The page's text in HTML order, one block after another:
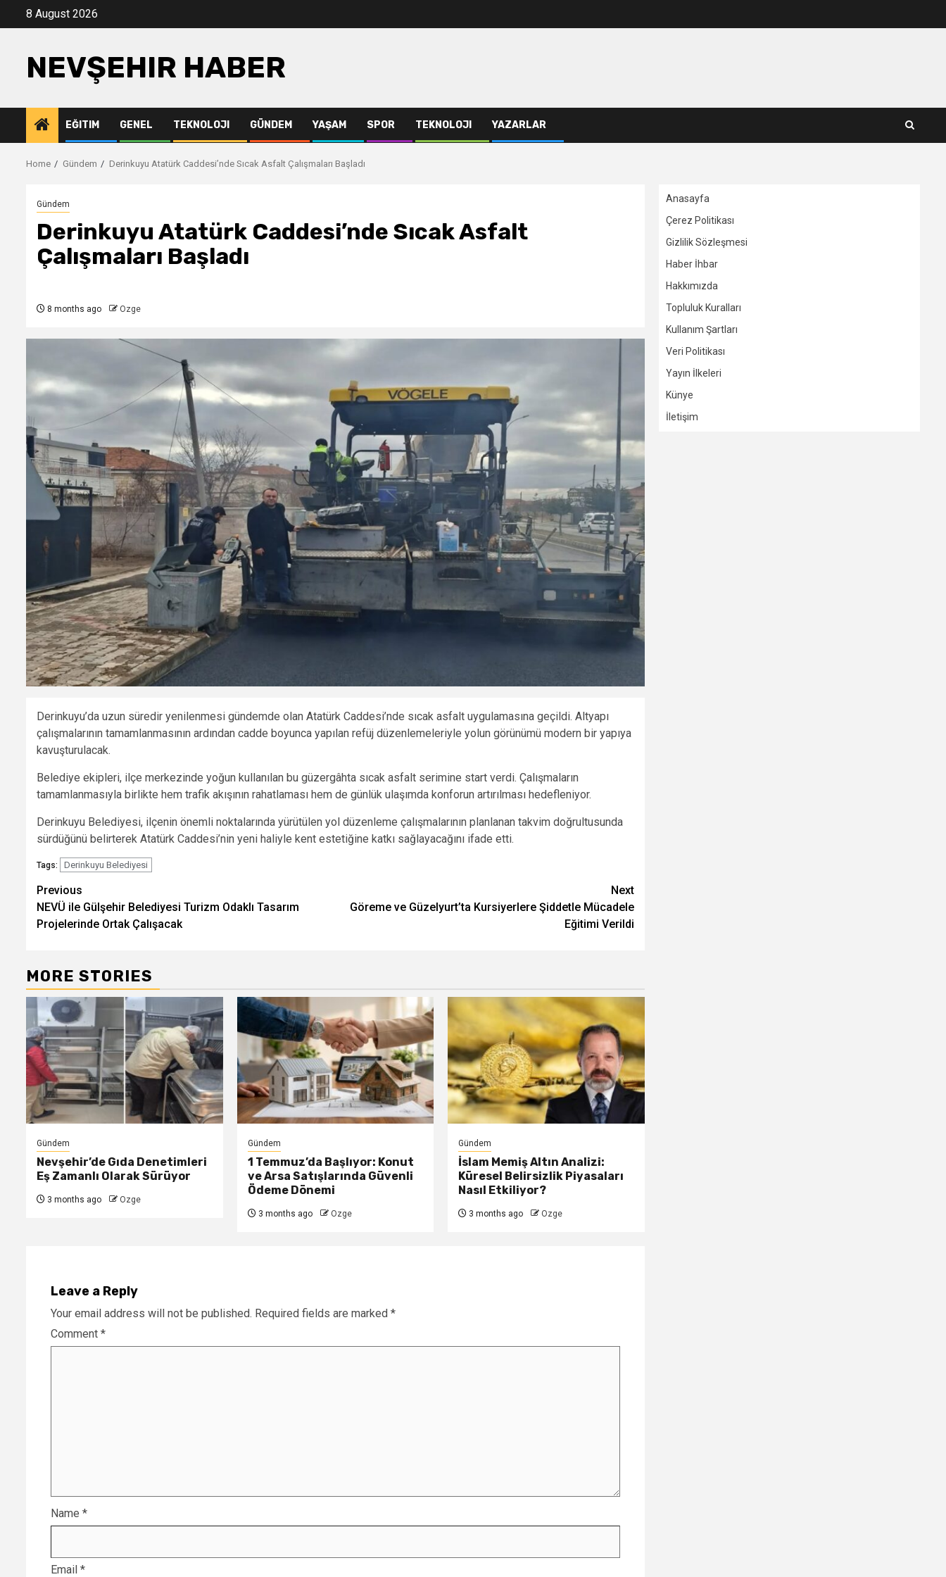
8 August 2026
NEVŞEHIR HABER
EĞITIM GENEL TEKNOLOJI GÜNDEM YAŞAM SPOR TEKNOLOJI YAZARLAR
Home Gündem Derinkuyu Atatürk Caddesi’nde Sıcak Asfalt Çalışmaları Başladı
Gündem
Derinkuyu Atatürk Caddesi’nde Sıcak Asfalt
Çalışmaları Başladı
8 months ago Ozge
Derinkuyu’da uzun süredir yenilenmesi gündemde olan Atatürk Caddesi’nde sıcak asfalt uygulamasına geçildi. Altyapı
çalışmalarının tamamlanmasının ardından cadde boyunca yapılan refüj düzenlemeleriyle yolun görünümü modern bir yapıya
kavuşturulacak.
Belediye ekipleri, ilçe merkezinde yoğun kullanılan bu güzergâhta sıcak asfalt serimine start verdi. Çalışmaların
tamamlanmasıyla birlikte hem trafik akışının rahatlaması hem de günlük ulaşımda konforun artırılması hedefleniyor.
Derinkuyu Belediyesi, ilçenin önemli noktalarında yürütülen yol düzenleme çalışmalarının planlanan takvim doğrultusunda
sürdüğünü belirterek Atatürk Caddesi’nin yeni haliyle kent estetiğine katkı sağlayacağını ifade etti.
Tags: Derinkuyu Belediyesi
Post
navigation
Previous
NEVÜ ile Gülşehir Belediyesi Turizm Odaklı Tasarım
Projelerinde Ortak Çalışacak
Next
Göreme ve Güzelyurt’ta Kursiyerlere Şiddetle Mücadele
Eğitimi Verildi
MORE STORIES
Gündem
Nevşehir’de Gıda Denetimleri
Eş Zamanlı Olarak Sürüyor
3 months ago Ozge
Gündem
1 Temmuz’da Başlıyor: Konut
ve Arsa Satışlarında Güvenli
Ödeme Dönemi
3 months ago Ozge
Gündem
İslam Memiş Altın Analizi:
Küresel Belirsizlik Piyasaları
Nasıl Etkiliyor?
3 months ago Ozge
Leave a Reply
Your email address will not be published. Required fields are marked *
Comment *
Name *
Email *
Anasayfa
Çerez Politikası
Gizlilik Sözleşmesi
Haber İhbar
Hakkımızda
Topluluk Kuralları
Kullanım Şartları
Veri Politikası
Yayın İlkeleri
Künye
İletişim